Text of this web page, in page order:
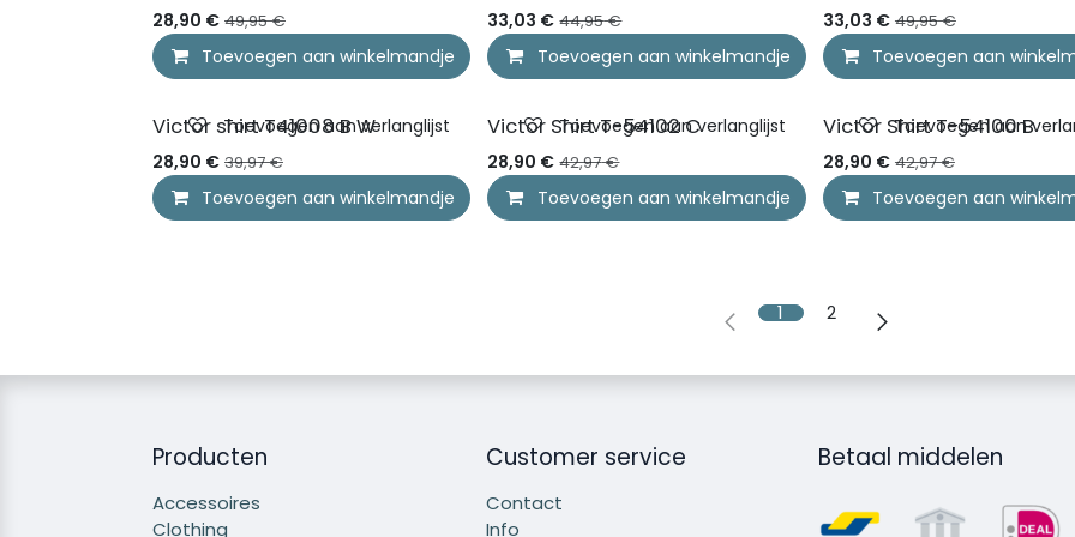
28,90 € 49,95€
Toevoegen aan winkelmandje Compare
33,03 € 44,95€
Toevoegen aan winkelmandje Compare
33,03 € 49,95€
Toevoegen aan
LAATSTE MAAT
Victor shirt T41008 B W
28,90 € 39,97€
Toevoegen aan winkelmandje Compare
Toevoegen aan verlanglijst Victor Shirt T-54102 C
28,90 € 42,97€
Toevoegen aan winkelmandje Compare
Toevoegen aan verlanglijst GO OUT OF STOCK
Victor Shirt T-54100 B
28,90 € 42,97€
Toevoegen aan
Toevoegen aan
1 2
Producten
Accessoires
Clothing
Customer service
Contact
Info
Betaal middelen